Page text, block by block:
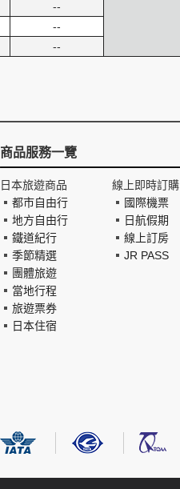
--
--
--
商品服務一覽
日本旅遊商品
都市自由行
地方自由行
鐵道紀行
季節精選
團體旅遊
當地行程
旅遊票券
日本住宿
線上即時訂購
國際機票
日航假期
線上訂房
JR PASS